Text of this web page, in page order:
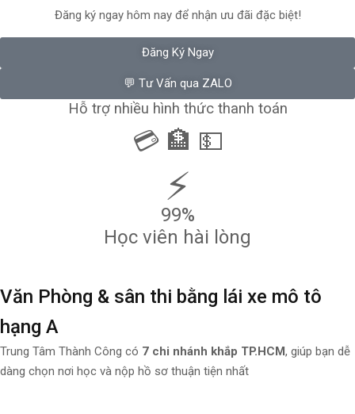
Đăng ký ngay hôm nay để nhận ưu đãi đặc biệt!
Đăng Ký Ngay
💬 Tư Vấn qua ZALO
Hỗ trợ nhiều hình thức thanh toán
💳 🏦 💵
⚡
99%
Học viên hài lòng
Văn Phòng & sân thi bằng lái xe mô tô
hạng A
Trung Tâm Thành Công có 7 chi nhánh khắp TP.HCM, giúp bạn dễ
dàng chọn nơi học và nộp hồ sơ thuận tiện nhất